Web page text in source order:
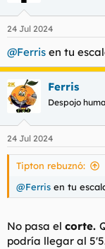
24 Jul 2024
@Ferris en tu
Ferris
Despojo
24 Jul 2024
Tipton rebuznó:
@Ferris en tu
No pasa el corte.
podría llegar al